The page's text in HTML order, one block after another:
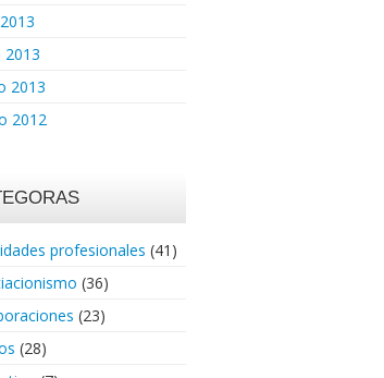
2013
2013
2012
profesionales (41)
(36)
(23)
(28)